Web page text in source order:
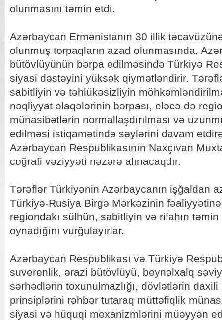
olunmasını təmin etdi.
Azərbaycan Ermənistanın 30 illik
olunmuş torpaqların azad olunmasında,
bütövlüyünün bərpa edilməsində Türkiyə
siyasi dəstəyini yüksək qiymətləndirir.
sabitliyin və təhlükəsizliyin
nəqliyyat əlaqələrinin bərpası, eləcə də
münasibətlərin normallaşdırılması və
edilməsi istiqamətində səylərini davam
Azərbaycan Respublikasının Naxçıvan
coğrafi vəziyyəti nəzərə alınacaqdır.
Tərəflər Türkiyənin Azərbaycanın işğaldan
Türkiyə-Rusiya Birgə Mərkəzinin
regiondakı sülhün, sabitliyin və rifahın
oynadığını vurğulayırlar.
Azərbaycan Respublikası və Türkiyə
suverenlik, ərazi bütövlüyü, beynəlxalq
sərhədlərin toxunulmazlığı, dövlətlərin
prinsiplərini rəhbər tutaraq müttəfiqlik
siyasi və hüquqi mexanizmlərini müəyyən